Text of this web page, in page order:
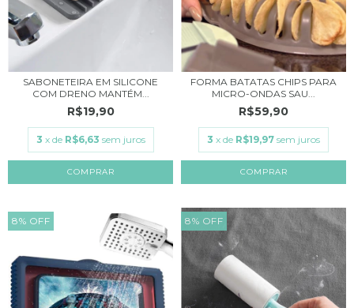
SABONETEIRA EM SILICONE
COM DRENO MANTÉM...
R$19,90
3 x de R$6,63 sem juros
COMPRAR
FORMA BATATAS CHIPS PARA
MICRO-ONDAS SAU...
R$59,90
3 x de R$19,97 sem juros
8% OFF 8% OFF